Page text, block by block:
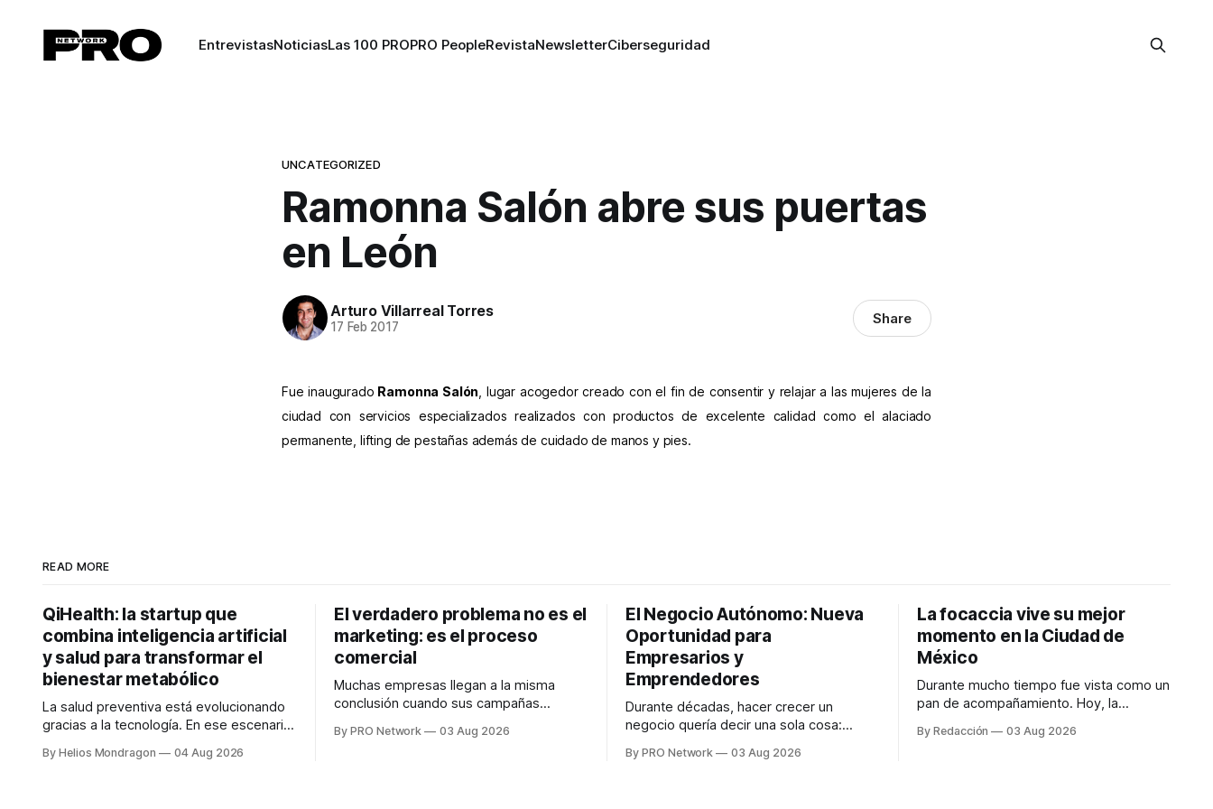
EntrevistasNoticiasLas 100 PROPRO PeopleRevistaNewsletterCiberseguridad
UNCATEGORIZED
Ramonna Salón abre sus puertas
en León
Arturo Villarreal Torres
17 Feb 2017 Share
Fue inaugurado Ramonna Salón , lugar acogedor creado con el fin de consentir y relajar a las mujeres de la
ciudad con servicios especializados realizados con productos de excelente calidad como el alaciado
permanente, lifting de pestañas además de cuidado de manos y pies.
READ MORE
QiHealth: la startup que
combina inteligencia artificial
y salud para transformar el
bienestar metabólico
La salud preventiva está evolucionando
gracias a la tecnología. En ese escenario
desarrolla un ecosistema digital capaz
By Helios Mondragon 04 Aug 2026
El verdadero problema no es el
marketing: es el proceso
comercial
Muchas empresas llegan a la misma
conclusión cuando sus campañas
marketing no funciona". Sin embargo,
By PRO Network 03 Aug 2026
El Negocio Autónomo: Nueva
Oportunidad para
Empresarios y
Emprendedores
Durante décadas, hacer crecer un
negocio quería decir una sola cosa:
anuncios, un especialista en marketing
By PRO Network 03 Aug 2026
La focaccia vive su mejor
momento en la Ciudad de
México
Durante mucho tiempo fue vista como un
pan de acompañamiento. Hoy, la
platillos favoritos de quienes buscan
By Redacción 03 Aug 2026